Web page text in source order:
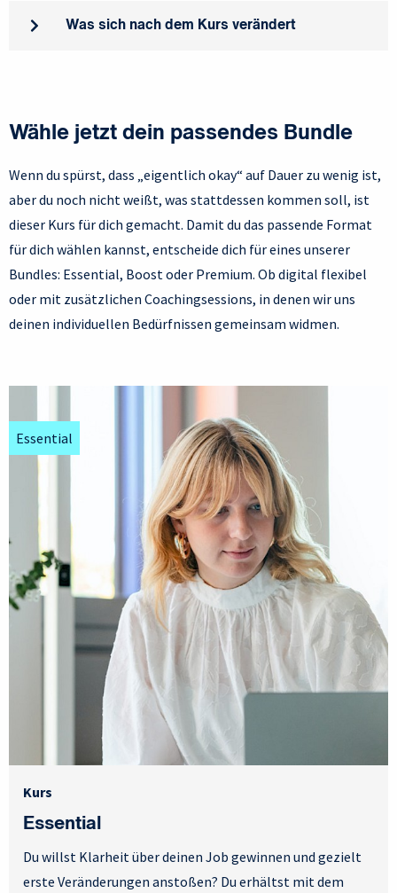
Was sich nach dem Kurs verändert
Wähle jetzt dein passendes Bundle
Wenn du spürst, dass „eigentlich okay“ auf Dauer zu wenig ist,
aber du noch nicht weißt, was stattdessen kommen soll, ist
dieser Kurs für dich gemacht. Damit du das passende Format
für dich wählen kannst, entscheide dich für eines unserer
Bundles: Essential, Boost oder Premium. Ob digital flexibel
oder mit zusätzlichen Coachingsessions, in denen wir uns
deinen individuellen Bedürfnissen gemeinsam widmen.
Essential
Kurs
Essential
Du willst Klarheit über deinen Job gewinnen und gezielt
erste Veränderungen anstoßen? Du erhältst mit dem